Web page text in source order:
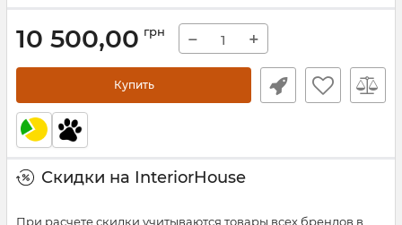
10 500,00 грн − +
Купить
Скидки на InteriorHouse
При расчете скидки учитываются товары всех брендов в